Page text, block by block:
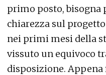
primo posto, bisogna
chiarezza sul
nei primi mesi della
vissuto un equivoco
disposizione.